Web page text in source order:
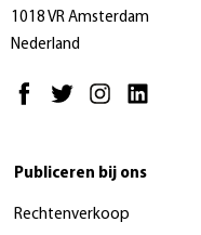
1018 VR Amsterdam
Nederland
Publiceren bij ons
Rechtenverkoop